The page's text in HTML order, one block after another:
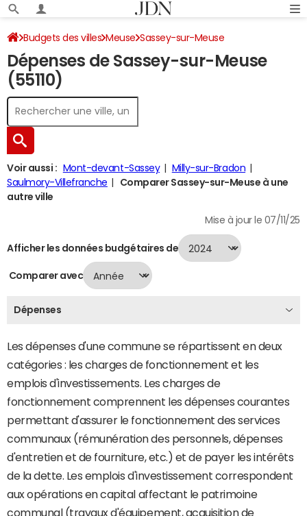
Budgets des villes Meuse Sassey-sur-Meuse
Dépenses 2024
Dépenses de Sassey-sur-Meuse
(55110)
Voir aussi : Mont-devant-Sassey
Milly-sur-Bradon
Saulmory-Villefranche
Comparer Sassey-sur-Meuse à une
autre ville
Mise à jour le 07/11/25
Afficher les données budgétaires de
Comparer avec
Dépenses
Les dépenses d'une commune se répartissent en deux
catégories : les charges de fonctionnement et les
emplois d'investissements. Les charges de
fonctionnement comprennent les dépenses courantes
permettant d'assurer le fonctionnement des services
communaux (rémunération des personnels, dépenses
d'entretien et de fourniture, etc.) et de payer les intérêts
de la dette. Les emplois d'investissement correspondent
aux opérations en capital affectant le patrimoine
communal (travaux d'équipement, acquisition de